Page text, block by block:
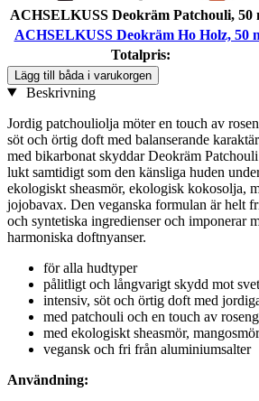
ACHSELKUSS Deokräm Patchouli, 50
ACHSELKUSS Deokräm Ho Holz, 50
Totalpris:
Lägg till båda i varukorgen
Beskrivning
Jordig patchouliolja möter en touch av
söt och örtig doft med balanserande
med bikarbonat skyddar Deokräm
lukt samtidigt som den känsliga huden
ekologiskt sheasmör, ekologisk kokosolja,
jojobavax. Den veganska formulan är helt
och syntetiska ingredienser och imponerar
harmoniska doftnyanser.
för alla hudtyper
pålitligt och långvarigt skydd mot
intensiv, söt och örtig doft med
med patchouli och en touch av
med ekologiskt sheasmör,
vegansk och fri från aluminiumsalter
Användning: